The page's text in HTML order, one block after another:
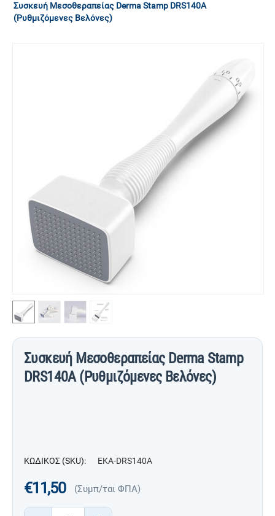
Συσκευή Μεσοθεραπείας Derma Stamp DRS140A
(Ρυθμιζόμενες Βελόνες)
Συσκευή Μεσοθεραπείας Derma Stamp
DRS140A (Ρυθμιζόμενες Βελόνες)
ΚΩΔΙΚΟΣ (SKU): EKA-DRS140A
€11,50 (Συμπ/ται ΦΠΑ)